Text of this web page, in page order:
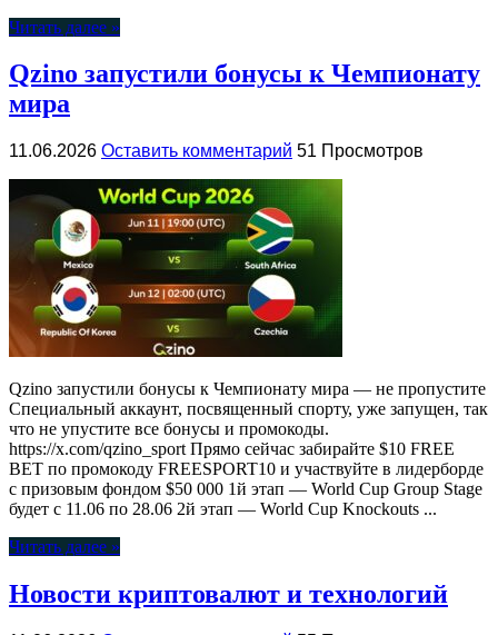
Читать далее »
Qzino запустили бонусы к Чемпионату
мира
11.06.2026 Оставить комментарий 51 Просмотров
Qzino запустили бонусы к Чемпионату мира — не пропустите
Специальный аккаунт, посвященный спорту, уже запущен, так
что не упустите все бонусы и промокоды.
https://x.com/qzino_sport Прямо сейчас забирайте $10 FREE
BET по промокоду FREESPORT10 и участвуйте в лидерборде
с призовым фондом $50 000 1й этап — World Cup Group Stage
будет с 11.06 по 28.06 2й этап — World Cup Knockouts ...
Читать далее »
Новости криптовалют и технологий